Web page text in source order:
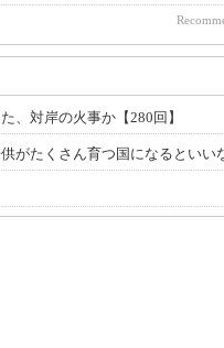
、対岸の火事か【280回】
がたくさん育つ国になるといい